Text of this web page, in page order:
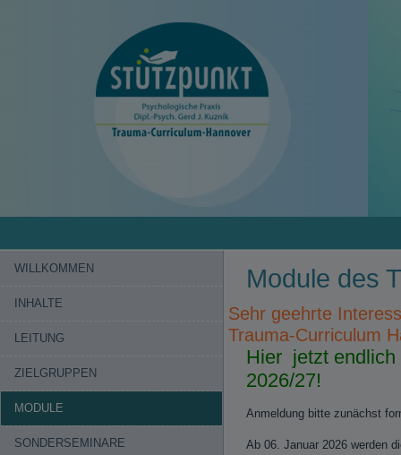
WILLKOMMEN
INHALTE
LEITUNG
ZIELGRUPPEN
MODULE
SONDERSEMINARE
Module des
Sehr geehrte
Trauma-Curriculum
Hier jetzt endlich
2026/27!
Anmeldung bitte zunächst
Ab 06. Januar 2026 werden